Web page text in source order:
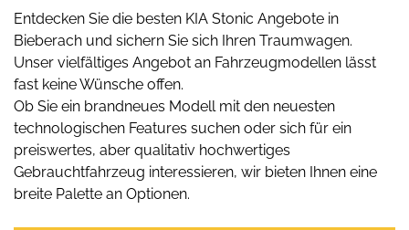
Entdecken Sie die besten KIA Stonic Angebote in
Bieberach und sichern Sie sich Ihren Traumwagen.
Unser vielfältiges Angebot an Fahrzeugmodellen lässt
fast keine Wünsche offen.
Ob Sie ein brandneues Modell mit den neuesten
technologischen Features suchen oder sich für ein
preiswertes, aber qualitativ hochwertiges
Gebrauchtfahrzeug interessieren, wir bieten Ihnen eine
breite Palette an Optionen.